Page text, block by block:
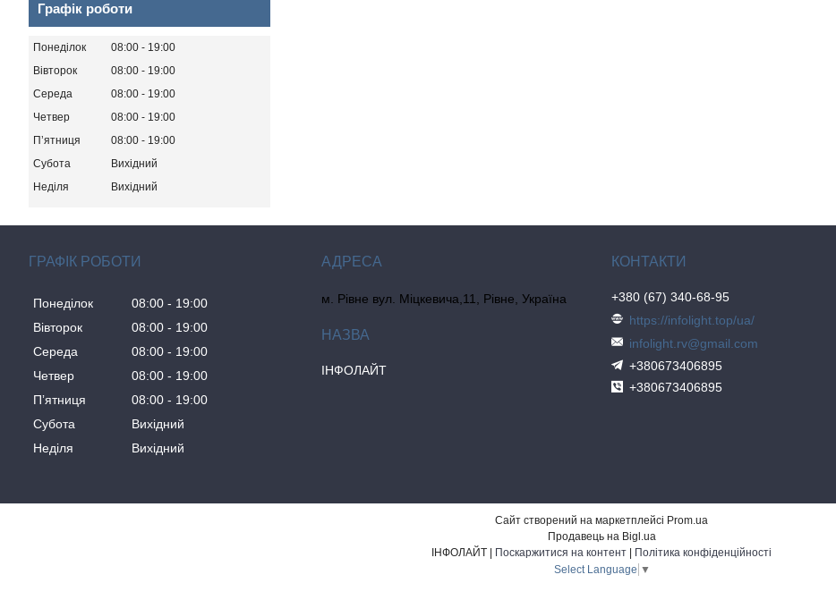
Графік роботи
Понеділок 08:00
19:00
Вівторок
08:00
19:00
Середа
08:00
19:00
Четвер
08:00
19:00
Пʼятниця
08:00
19:00
Субота
Вихідний
Неділя
Вихідний
ГРАФІК РОБОТИ
Понеділок 08:00
19:00
Вівторок
08:00
19:00
Середа
08:00
19:00
Четвер
08:00
19:00
Пʼятниця
08:00
19:00
Субота
Вихідний
Неділя
Вихідний
м. Рівне вул. Міцкевича,11, Рівне, Україна
ІНФОЛАЙТ
+380 (67) 340-68-95
https://infolight.top/ua/
infolight.rv@gmail.com
+380673406895
+380673406895
Сайт створений на маркетплейсі Prom.ua
Продавець на Bigl.ua
Поскаржитися на контент
Політика конфіденційності
Select Language ▼